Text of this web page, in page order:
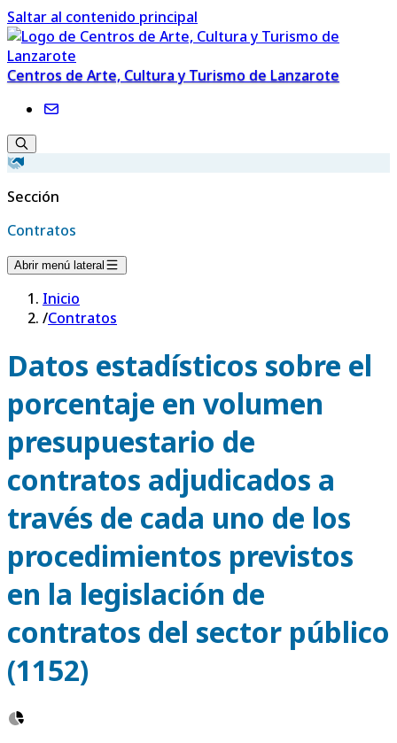
Saltar al contenido principal
Centros de Arte, Cultura y Turismo de Lanzarote
Sección
Contratos
Abrir menú lateral
Inicio
/Contratos
Datos estadísticos sobre el
porcentaje en volumen
presupuestario de
contratos adjudicados a
través de cada uno de los
procedimientos previstos
en la legislación de
contratos del sector público
(1152)